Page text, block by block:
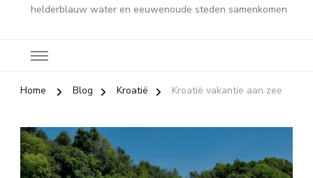
helderblauw water en eeuwenoude steden samenkomen
Home Blog Kroatië Kroatië vakantie aan zee